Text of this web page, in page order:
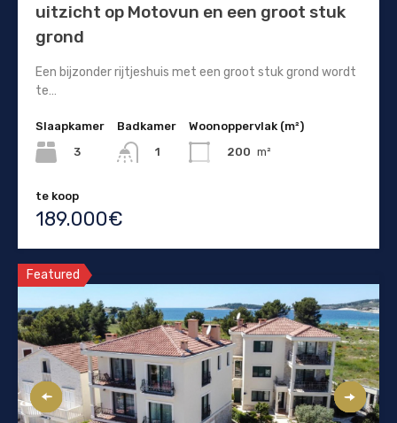
uitzicht op Motovun en een groot stuk
grond
Een bijzonder rijtjeshuis met een groot stuk grond wordt
te…
Slaapkamer
3
Badkamer
1
Woonoppervlak (m²)
200 m²
te koop
189.000€
Featured